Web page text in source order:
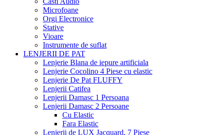
Microfoane
Orgi Electronice
Stative
Vioare
Instrumente de suflat
LENJERII DE PAT
Lenjerie Blana de iepure artificiala
Lenjerie Cocolino 4 Piese cu elastic
Lenjerie De Pat FLUFFY
Lenjerii Catifea
Lenjerii Damasc 1 Persoana
Lenjerii Damasc 2 Persoane
Cu Elastic
Fara Elastic
Lenjerii de LUX Jacquard, 7 Piese